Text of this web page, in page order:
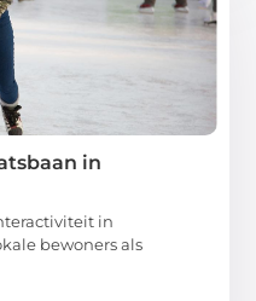
in
in
bewoners als